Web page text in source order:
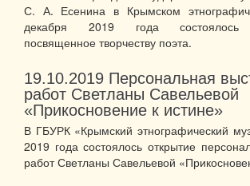
С. А. Есенина в Крымском
декабря 2019 года состоялось
посвященное творчеству поэта.
19.10.2019 Персональная
работ Светланы Савельевой
«Прикосновение к истине»
В ГБУРК «Крымский этнографический
2019 года состоялось открытие
работ Светланы Савельевой